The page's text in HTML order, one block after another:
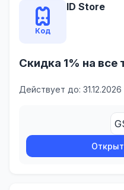
Код
ID Store
Скидка 1% на
Действует до: 31.12.2026